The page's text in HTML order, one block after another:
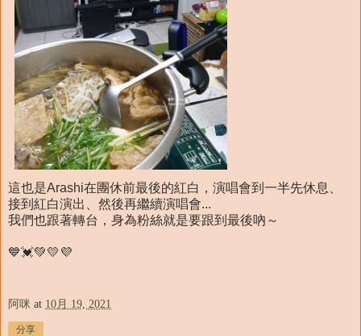
這也是Arashi在團休前最後的紅白，演唱會到一半先休息、
接到紅白演出、然後再繼續演唱會...
我們也跟著轉台，身為粉絲就是要跟到最後吶～
💙💓💚💛💜
阿咪 at 10月 19, 2021
分享